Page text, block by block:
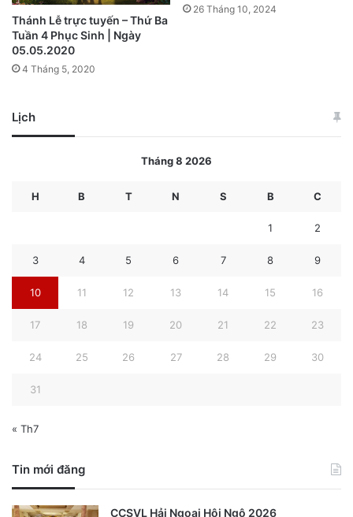
Thánh Lễ trực tuyến – Thứ Ba
Tuần 4 Phục Sinh | Ngày
05.05.2020
4 Tháng 5, 2020
26 Tháng 10, 2024
Lịch
Tháng 8 2026
H B T N S B C
1 2
3 4 5 6 7 8 9
10 11 12 13 14 15 16
17 18 19 20 21 22 23
24 25 26 27 28 29 30
31
« Th7
Tin mới đăng
CCSVL Hải Ngoại Hội Ngộ 2026